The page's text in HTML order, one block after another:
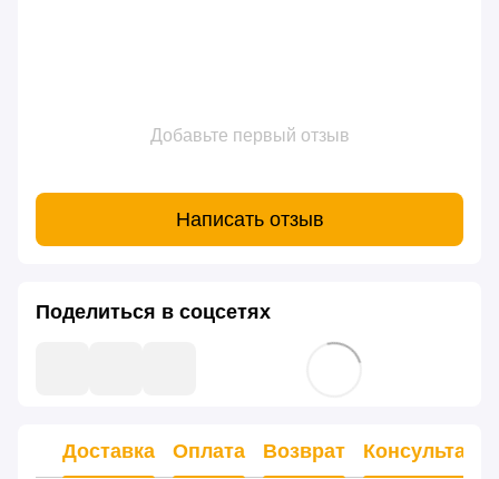
Добавьте первый отзыв
Написать отзыв
Поделиться в соцсетях
Доставка Оплата Возврат